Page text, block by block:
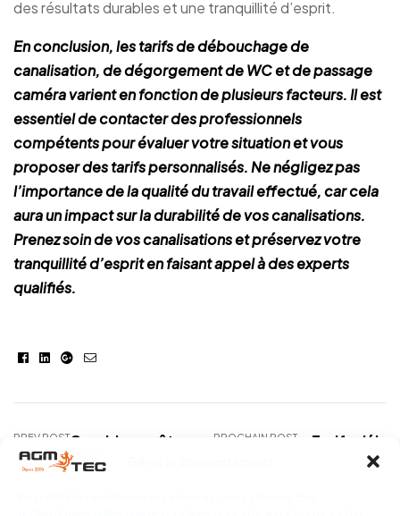
des résultats durables et une tranquillité d’esprit.
En conclusion, les tarifs de débouchage de
canalisation, de dégorgement de WC et de passage
caméra varient en fonction de plusieurs facteurs. Il est
essentiel de contacter des professionnels
compétents pour évaluer votre situation et vous
proposer des tarifs personnalisés. Ne négligez pas
l’importance de la qualité du travail effectué, car cela
aura un impact sur la durabilité de vos canalisations.
Prenez soin de vos canalisations et préservez votre
tranquillité d’esprit en faisant appel à des experts
qualifiés.
Facebook
LinkedinGoogle+
E-
PREV POSTCombien coûte le
débouchage de
PROCHAIN POST
Tarifs